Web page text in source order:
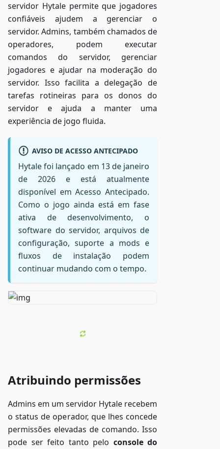
servidor Hytale permite que jogadores
confiáveis ajudem a gerenciar o
servidor. Admins, também chamados de
operadores, podem executar
comandos do servidor, gerenciar
jogadores e ajudar na moderação do
servidor. Isso facilita a delegação de
tarefas rotineiras para os donos do
servidor e ajuda a manter uma
experiência de jogo fluida.
AVISO DE ACESSO ANTECIPADO
Hytale foi lançado em 13 de janeiro
de 2026 e está atualmente
disponível em Acesso Antecipado.
Como o jogo ainda está em fase
ativa de desenvolvimento, o
software do servidor, arquivos de
configuração, suporte a mods e
fluxos de instalação podem
continuar mudando com o tempo.
Atribuindo permissões
Admins em um servidor Hytale recebem
o status de operador, que lhes concede
permissões elevadas de comando. Isso
pode ser feito tanto pelo console do